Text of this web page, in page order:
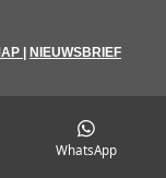
NIEUWSBRIEF
WhatsApp